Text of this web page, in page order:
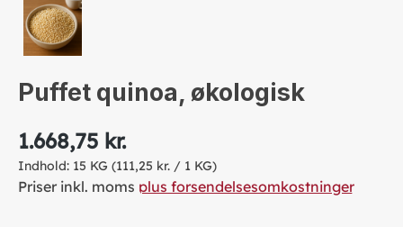
Puffet quinoa, økologisk
1.668,75 kr.
Indhold: 15 KG (111,25 kr. / 1 KG)
Priser inkl. moms plus forsendelsesomkostninger